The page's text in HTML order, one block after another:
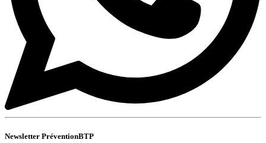
Newsletter PréventionBTP